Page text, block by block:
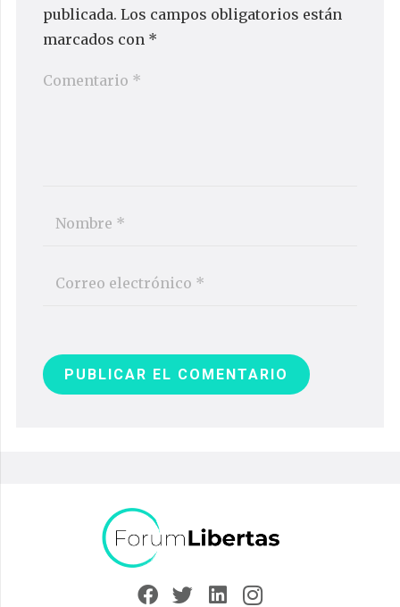
publicada. Los campos obligatorios están
marcados con *
PUBLICAR EL COMENTARIO